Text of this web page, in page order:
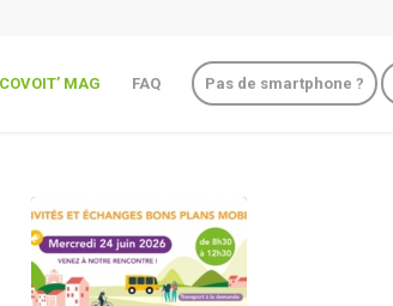
MAG FAQ Pas de smartphone ?